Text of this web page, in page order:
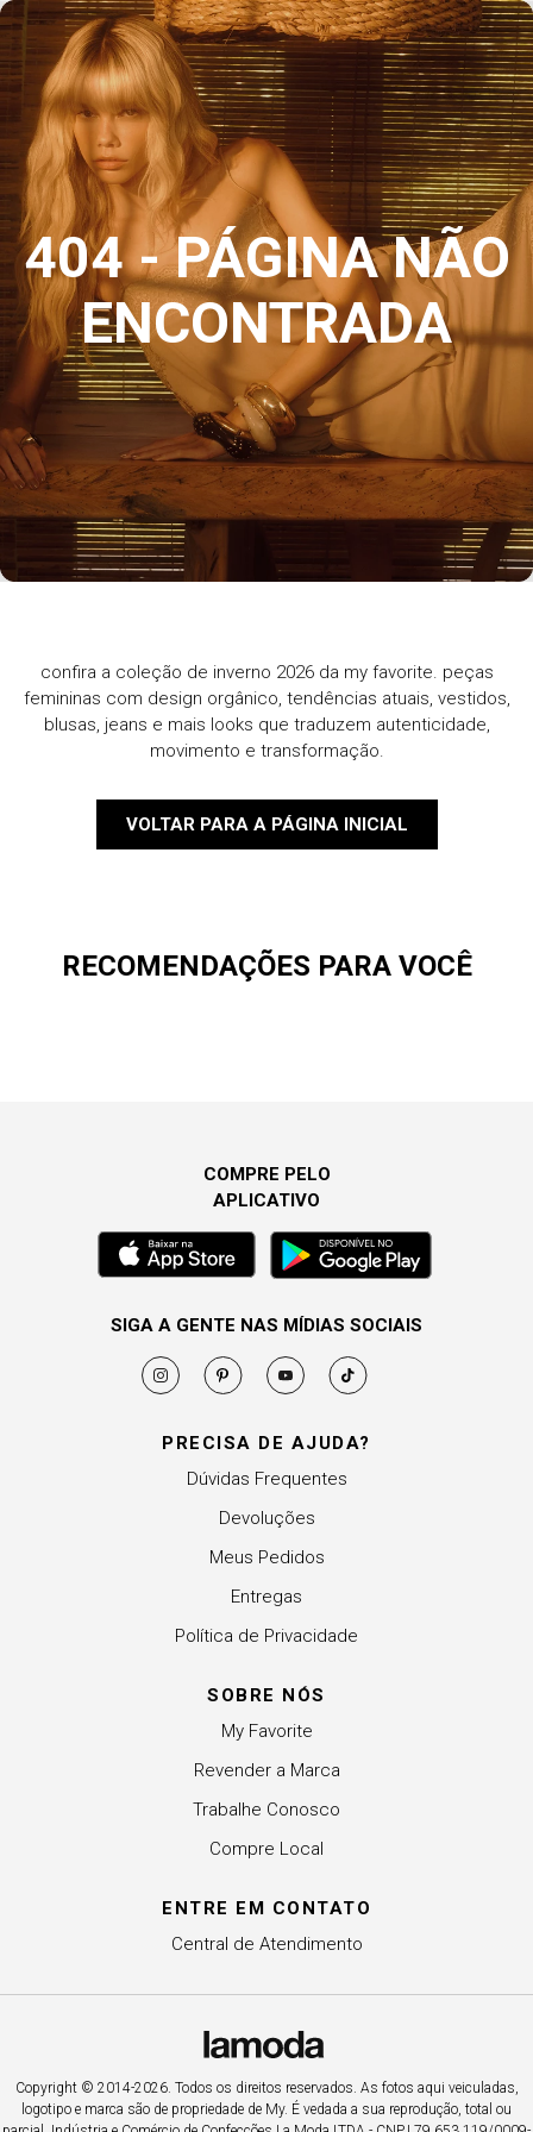
404 - PÁGINA NÃO
ENCONTRADA
confira a coleção de inverno 2026 da my favorite. peças
femininas com design orgânico, tendências atuais, vestidos,
blusas, jeans e mais looks que traduzem autenticidade,
movimento e transformação.
VOLTAR PARA A PÁGINA INICIAL
RECOMENDAÇÕES PARA VOCÊ
PRECISA DE AJUDA?
Dúvidas Frequentes
Devoluções
Meus Pedidos
Entregas
Política de Privacidade
SOBRE NÓS
My Favorite
Revender a Marca
Trabalhe Conosco
Compre Local
ENTRE EM CONTATO
Central de Atendimento
COMPRE PELO
APLICATIVO
SIGA A GENTE NAS MÍDIAS SOCIAIS
Copyright © 2014-2026. Todos os direitos reservados. As fotos aqui veiculadas,
logotipo e marca são de propriedade de My. É vedada a sua reprodução, total ou